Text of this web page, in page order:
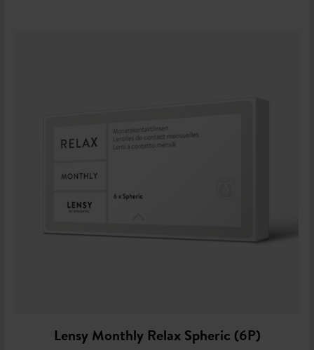
Lensy Monthly Relax Spheric (6P)